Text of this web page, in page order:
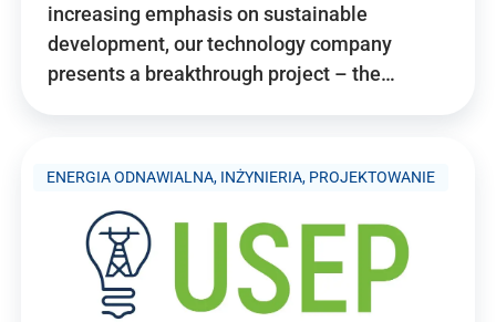
increasing emphasis on sustainable
development, our technology company
presents a breakthrough project – the…
ENERGIA ODNAWIALNA, INŻYNIERIA, PROJEKTOWANIE